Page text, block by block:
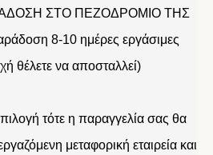
ΣΤΟ ΠΕΖΟΔΡΟΜΙΟ ΤΗΣ
8-10 ημέρες εργάσιμες
θέλετε να αποσταλλεί)
τότε η παραγγελία σας θα
μεταφορική εταιρεία και